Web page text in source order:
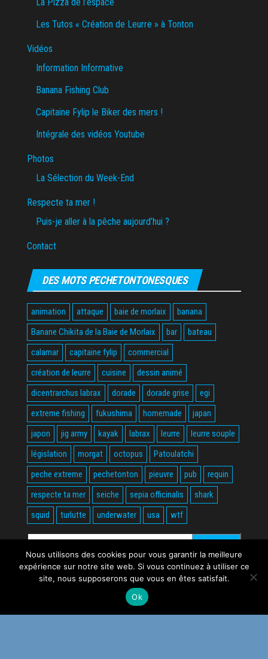
Les Tutos « Création de Leurre » à Tonton
Vidéos
Information Informative
Banana Fishing Club
Capitaine Fylip le Biker des mers !
Intégrale des vidéos Youtube
Photos
La Sélection du Week-End
Respecte ta mer !
Puis-je aller à la pêche aujourd’hui ?
Contact
DES MOTS PECHETONTONESQUES
animation attaque baie de morlaix
banana
Banane Chikita de la Baie de Morlaix
bar
bateau
calamar
capitaine fylip
commercial
création de leurre
cuisine
dessin animé
dicentrarchus labrax
dorade dorade grise
egi
extreme fishing
fukushima homemade
japan
japon
jig army kayak labrax leurre
leurre souple
législation
morgat octopus
Patoulatchi
peche extreme
pechetonton pieuvre pub
requin
respecte ta mer
seiche sepia officinalis
shark
squid
turlutte underwater usa wtf
Rechercher :
WordPress
Nous utilisons des cookies pour vous garantir la meilleure
expérience sur notre site web. Si vous continuez à utiliser ce
site, nous supposerons que vous en êtes satisfait.
Ok